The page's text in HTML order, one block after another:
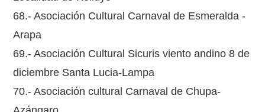
68.- Asociación Cultural Carnaval de Esmeralda -
Arapa
69.- Asociación Cultural Sicuris viento andino 8 de
diciembre Santa Lucia-Lampa
70.- Asociación cultural Carnaval de Chupa-